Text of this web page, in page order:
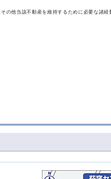
他当該不動産を維持するために必要な諸経